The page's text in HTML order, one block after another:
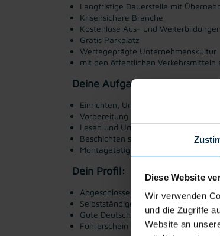
Diese Website
Wir verwenden
und die Zugriffe
Website an
Langfristige Dauerstelle mit
Krisensichere Branche
Kostenlose Aus- und Weiterbildungen
Gratis Parkplatz
Wertegeprägte Unternehmenskultur
mit den öffentlichen Verkehrsmitteln
Deine Aufgaben:
Einrichten, Umrüsten und
Vorbereitung und Organisation der
Lesen und Umsetzen von
Beschichten sowie Veredeln von
Montagetätigkeiten mit täglicher
Dein Profil:
Abgeschlossene Ausbildung als
Selbstständige und strukturierte
Gute Deutschkenntnisse
Führerschein der Klasse B